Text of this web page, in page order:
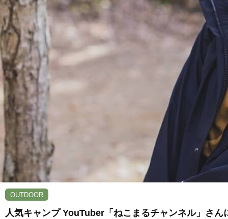
OUTDOOR
人気キャンプ YouTuber「ねこまるチャンネル」さ